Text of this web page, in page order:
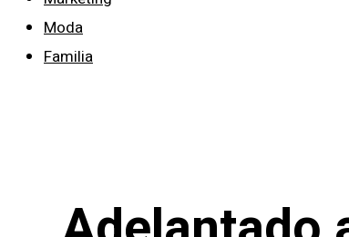
Moda
Familia